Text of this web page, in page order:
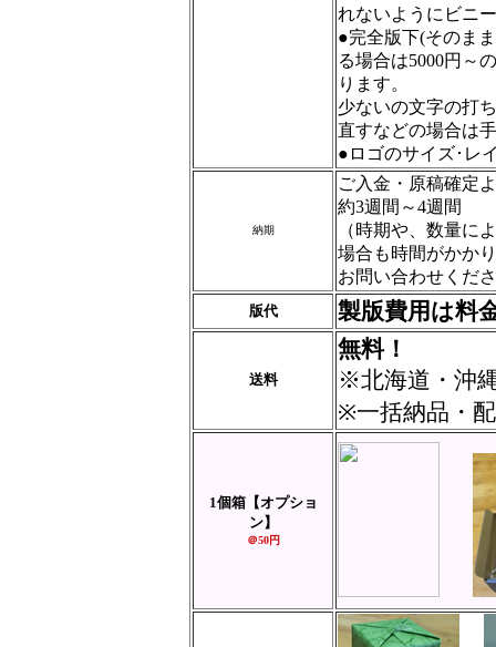
れないようにビニ
●完全版下(そのま
る場合は5000円～
ります。
少ないの文字の打
直すなどの場合は
●ロゴのサイズ･レ
納期
ご入金・原稿確定
約3週間～4週間
（時期や、数量に
場合も時間がかか
お問い合わせくだ
版代 製版費用は料
送料
無料！
※北海道・沖
※一括納品・
1個箱【オプショ
ン】
＠50円